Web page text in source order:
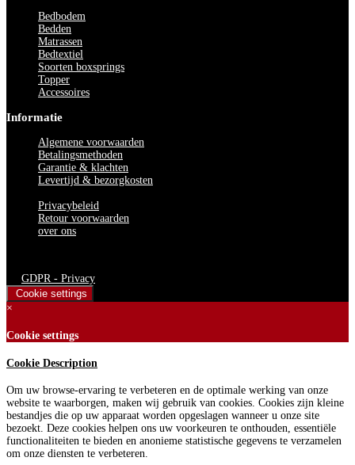
Bedbodem
Bedden
Matrassen
Bedtextiel
Soorten boxsprings
Topper
Accessoires
Informatie
Algemene voorwaarden
Betalingsmethoden
Garantie & klachten
Levertijd & bezorgkosten
Privacybeleid
Retour voorwaarden
over ons
GDPR - Privacy
Cookie settings
×
Cookie settings
Cookie Description
Om uw browse-ervaring te verbeteren en de optimale werking van onze
website te waarborgen, maken wij gebruik van cookies. Cookies zijn kleine
bestandjes die op uw apparaat worden opgeslagen wanneer u onze site
bezoekt. Deze cookies helpen ons uw voorkeuren te onthouden, essentiële
functionaliteiten te bieden en anonieme statistische gegevens te verzamelen
om onze diensten te verbeteren.